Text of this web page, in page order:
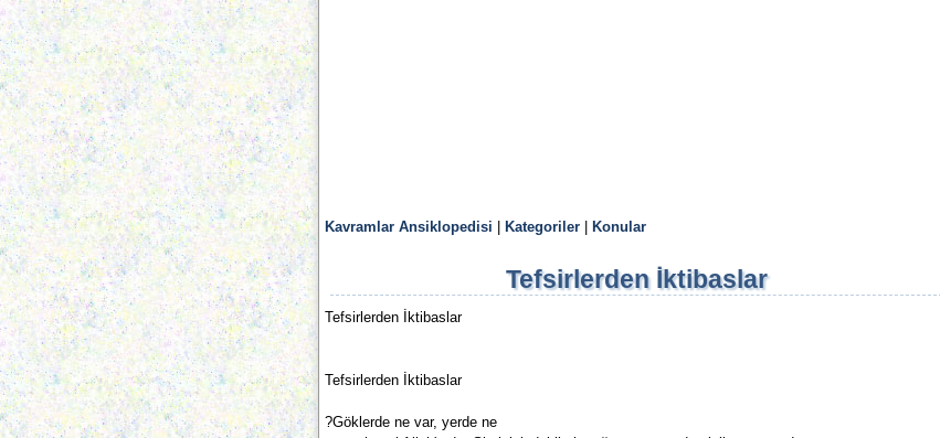
Kavramlar Ansiklopedisi Kategoriler Konular
Tefsirlerden İktibaslar
Tefsirlerden İktibaslar
Tefsirlerden İktibaslar
?Göklerde ne var, yerde ne